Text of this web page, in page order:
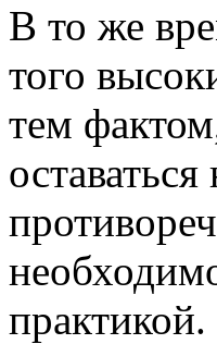
В то же
того
тем
практикой.